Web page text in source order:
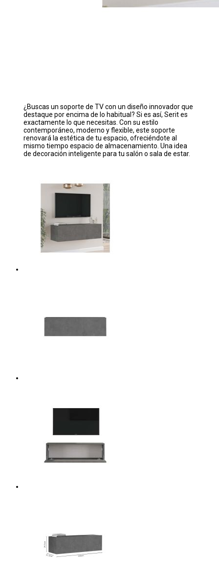
¿Buscas un soporte de TV con un diseño innovador que
destaque por encima de lo habitual? Si es así, Serit es
exactamente lo que necesitas. Con su estilo
contemporáneo, moderno y flexible, este soporte
renovará la estética de tu espacio, ofreciéndote al
mismo tiempo espacio de almacenamiento. Una idea
de decoración inteligente para tu salón o sala de estar.